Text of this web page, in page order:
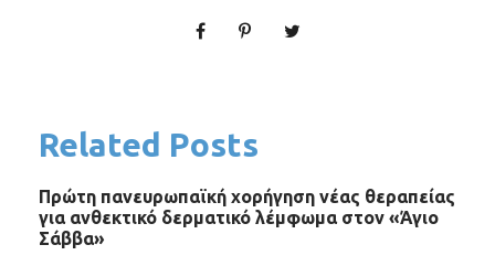
Related Posts
Πρώτη πανευρωπαϊκή χορήγηση νέας θεραπείας
για ανθεκτικό δερματικό λέμφωμα στον «Άγιο
Σάββα»